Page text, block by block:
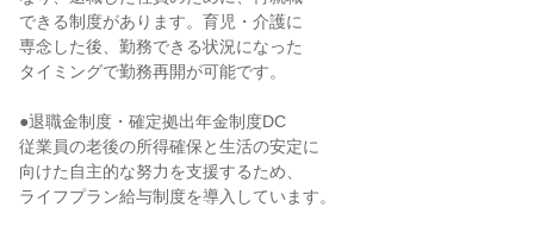
できる制度があります。育児・介護に
専念した後、勤務できる状況になった
タイミングで勤務再開が可能です。
●退職金制度・確定拠出年金制度DC
従業員の老後の所得確保と生活の安定に
向けた自主的な努力を支援するため、
ライフプラン給与制度を導入しています。